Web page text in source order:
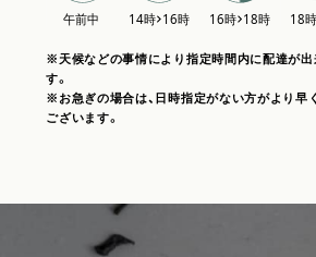
※天候などの事情により指定時間内に配達が出
す。
※お急ぎの場合は、日時指定がない方がより早
ございます。